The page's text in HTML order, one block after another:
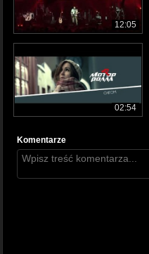
12:05
02:54
Komentarze